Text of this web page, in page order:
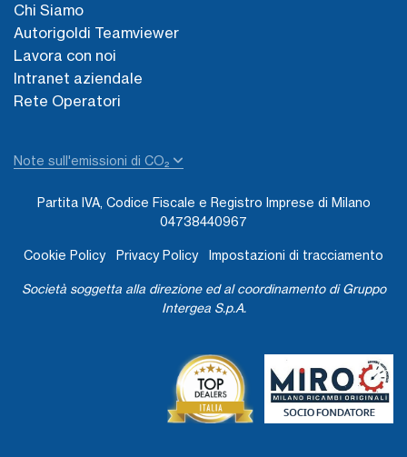
Chi Siamo
Autorigoldi Teamviewer
Lavora con noi
Intranet aziendale
Rete Operatori
Note sull'emissioni di CO₂
Partita IVA, Codice Fiscale e Registro Imprese di Milano
04738440967
Cookie Policy Privacy Policy Impostazioni di tracciamento
Società soggetta alla direzione ed al coordinamento di Gruppo
Intergea S.p.A.